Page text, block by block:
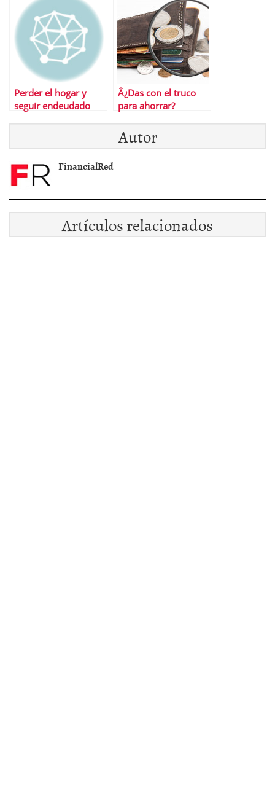
hipoteca?
Perder el hogar y
seguir endeudado
Â¿Das con el truco
para ahorrar?
Autor
FinancialRed
Artículos relacionados